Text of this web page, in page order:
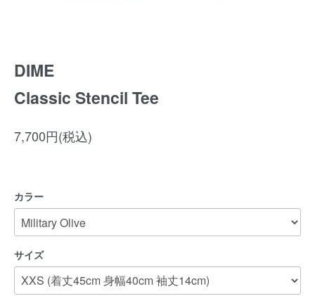
DIME
Classic Stencil Tee
7,700円(税込)
カラー
サイズ